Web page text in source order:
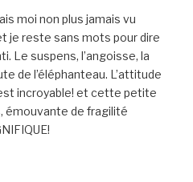
moi non plus jamais vu
je reste sans mots pour dire
Le suspens, l’angoisse, la
de l’éléphanteau. L’attitude
incroyable! et cette petite
émouvante de fragilité